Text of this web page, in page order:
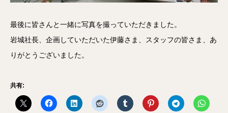
最後に皆さんと一緒に写真を撮っていただきました。
岩城社長、企画していただいた伊藤さま、スタッフの皆さま、あ
りがとうございました。
共有: